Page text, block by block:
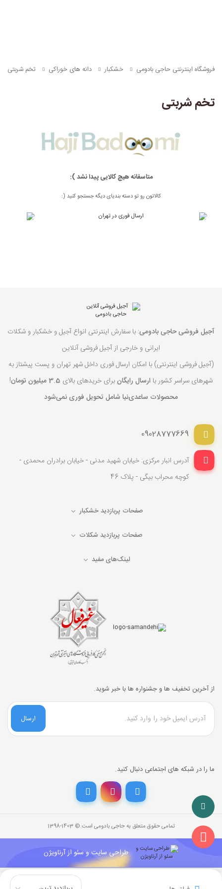
فروشگاه اینترنتی حاجی بادومی خشکبار دانه های خوراکی تخم شربتی
تخم شربتی
متاسفانه هیچ کالایی پیدا نشد ):
کالاتون رو تو دسته بندیای دیگه جستجو کنید (:
آجیل فروشی حاجی بادومی: با سفارش اینترنتی انواع آجیل و خشکبار و شکلات
ایرانی و خارجی از آجیل فروشی آنلاین
(آجیل فروشی اینترنتی) با امکان ارسال فوری داخل شهر تهران و پست پیشتاز به
شهرهای سراسر کشور با ارسال رایگانبرای خریدهای بالای 3.5 میلیون تومان
!
محصولات ساعدی‌نیا شامل تحویل فوری نمی‌شود
09028777669
آدرس انبار مرکزی: خیابان شهید مدنی - خیابان برادران محمدی -
کوچه محراب بیگی - پلاک 46
صفحات پربازدید خشکبار
صفحات پربازدید شکلات
لینک‌های مفید
از آخرین تخفیف ها و جشنواره ها با خبر شوید.
ارسال
ما را در شبکه های اجتماعی دنبال کنید.
تمامی حقوق متعلق به حاجی بادومی است.©‏ 1398-1403
طراحی سایت و سئو از آرناویژن